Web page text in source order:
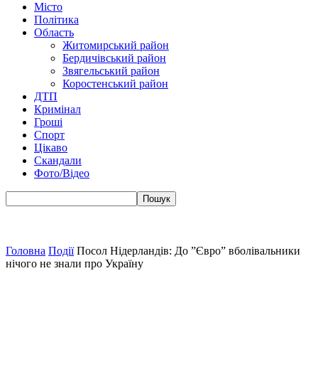
Місто
Політика
Область
Житомирський район
Бердичівський район
Звягельський район
Коростенський район
ДТП
Кримінал
Гроші
Спорт
Цікаво
Скандали
Фото/Відео
Головна Події Посол Нідерландів: До ”Євро” вболівальники
нічого не знали про Україну